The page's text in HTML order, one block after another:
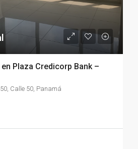
Plaza Credicorp Bank –
Calle 50, Panamá